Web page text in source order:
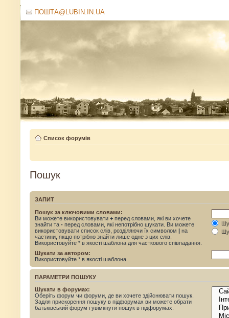
ПОШТА@LUBIN.IN.UA
Список форумів
Пошук
ЗАПИТ
Пошук за ключовими словами:
Ви можете використовувати + перед словами, які ви хочете
знайти та - перед словами, які непотрібно шукати. Ви можете
використовувати список слів, розділяючи їх символом | на
частини, якщо потрібно знайти лише одне з цих слів.
Використовуйте * в якості шаблона для часткового співпадання.
Шукати за автором:
Використовуйте * в якості шаблона
ПАРАМЕТРИ ПОШУКУ
Шукати в форумах:
Оберіть форум чи форуми, де ви хочете здійснювати пошук.
Задля прискорення пошуку в підфорумах ви можете обрати
батьківський форум і увімкнути пошук в підфорумах.